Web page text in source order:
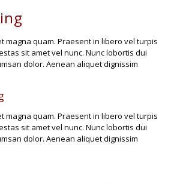
magna quam. Praesent in libero vel turpis
sit amet vel nunc. Nunc lobortis dui
dolor. Aenean aliquet dignissim
magna quam. Praesent in libero vel turpis
sit amet vel nunc. Nunc lobortis dui
dolor. Aenean aliquet dignissim